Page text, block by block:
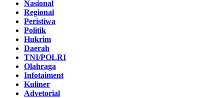
Nasional
Regional
Peristiwa
Politik
Hukrim
Daerah
TNI/POLRI
Olahraga
Infotaiment
Kuliner
Advetorial